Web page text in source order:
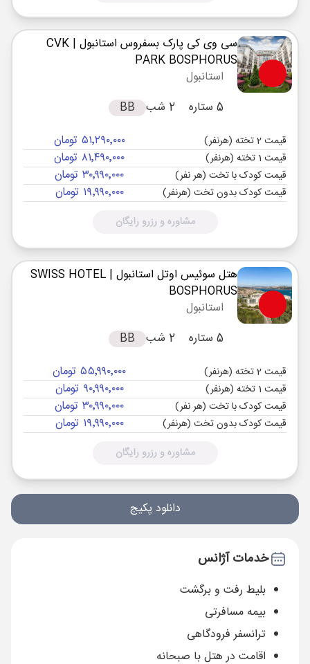
سی وی کی پارک بسفروس استانبول | CVK
PARK BOSPHORUS
استانبول
5 ستاره
2 شب BB
قیمت 2 تخته (هرنفر) ۵۱٬۲۹۰٬۰۰۰ تومان
قیمت 1 تخته (هرنفر) ۸۱٬۴۹۰٬۰۰۰ تومان
قیمت کودک با تخت (هر نفر) ۳۰٬۹۹۰٬۰۰۰ تومان
قیمت کودک بدون تخت (هرنفر) ۱۹٬۹۹۰٬۰۰۰ تومان
مشاوره و رزرو رایگان
هتل سوئیس اوتل استانبول | SWISS HOTEL
BOSPHORUS
استانبول
5 ستاره
2 شب BB
قیمت 2 تخته (هرنفر) ۵۵٬۹۹۰٬۰۰۰ تومان
قیمت 1 تخته (هرنفر) ۹۰٬۹۹۰٬۰۰۰ تومان
قیمت کودک با تخت (هر نفر) ۳۰٬۹۹۰٬۰۰۰ تومان
قیمت کودک بدون تخت (هرنفر) ۱۹٬۹۹۰٬۰۰۰ تومان
مشاوره و رزرو رایگان
دانلود پکیج
خدمات آژانس
بلیط رفت و برگشت
بیمه مسافرتی
ترانسفر فرودگاهی
اقامت در هتل با صبحانه